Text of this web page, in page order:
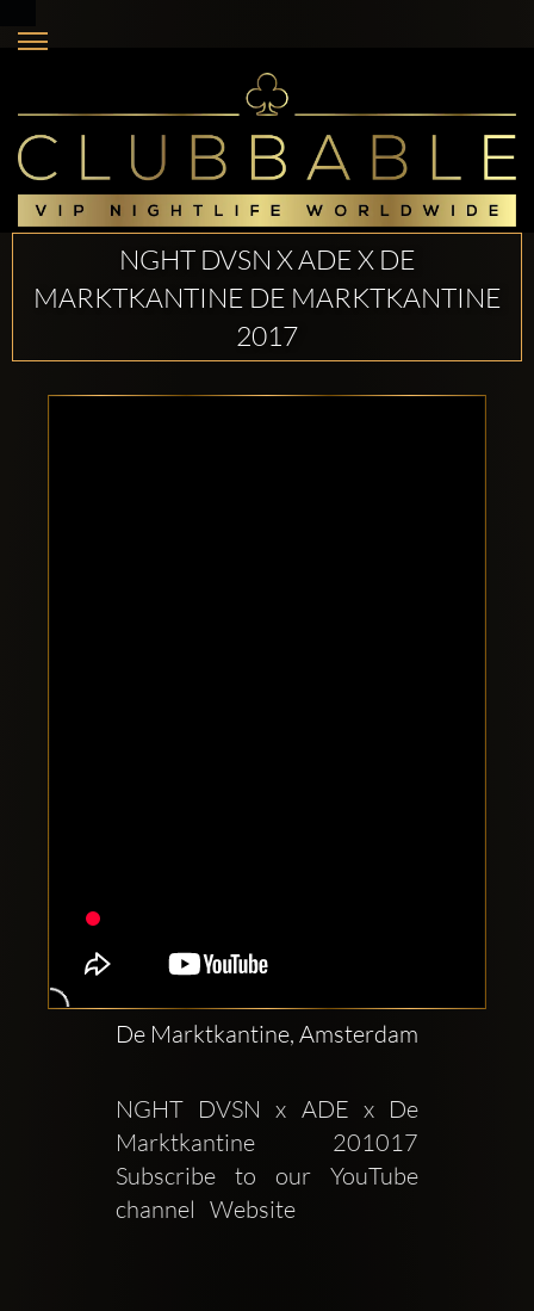
NGHT DVSN X ADE X DE
MARKTKANTINE DE MARKTKANTINE
2017
De Marktkantine, Amsterdam
NGHT DVSN x ADE x De
Marktkantine  201017
Subscribe to our YouTube
channel   Website